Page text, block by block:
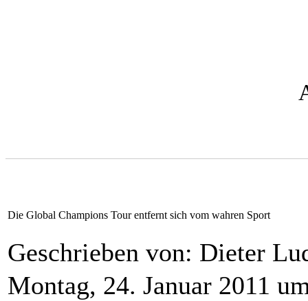
Die Global Champions Tour entfernt sich vom wahren Sport
Geschrieben von: Dieter
Montag, 24. Januar 2011